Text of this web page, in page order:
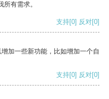
有需求。
支持[0] 反对[0]
加一些新功能，比如增加一个自
支持[0] 反对[0]